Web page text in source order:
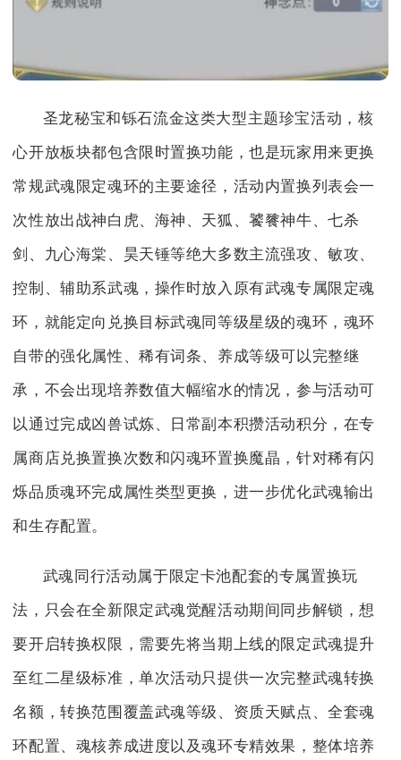
圣龙秘宝和铄石流金这类大型主题珍宝活动，核
心开放板块都包含限时置换功能，也是玩家用来更换
常规武魂限定魂环的主要途径，活动内置换列表会一
次性放出战神白虎、海神、天狐、饕餮神牛、七杀
剑、九心海棠、昊天锤等绝大多数主流强攻、敏攻、
控制、辅助系武魂，操作时放入原有武魂专属限定魂
环，就能定向兑换目标武魂同等级星级的魂环，魂环
自带的强化属性、稀有词条、养成等级可以完整继
承，不会出现培养数值大幅缩水的情况，参与活动可
以通过完成凶兽试炼、日常副本积攒活动积分，在专
属商店兑换置换次数和闪魂环置换魔晶，针对稀有闪
烁品质魂环完成属性类型更换，进一步优化武魂输出
和生存配置。
武魂同行活动属于限定卡池配套的专属置换玩
法，只会在全新限定武魂觉醒活动期间同步解锁，想
要开启转换权限，需要先将当期上线的限定武魂提升
至红二星级标准，单次活动只提供一次完整武魂转换
名额，转换范围覆盖武魂等级、资质天赋点、全套魂
环配置、魂核养成进度以及魂环专精效果，整体培养